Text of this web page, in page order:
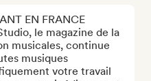
EN FRANCE
le magazine de la
musicales, continue
musiques
votre travail